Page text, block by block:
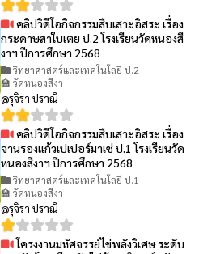
คลิปวิดีโอกิจกรรมสืบเสาะอิสระ เรื่อง
กระดาษสาใบเตย ป.2 โรงเรียนวัดหนองสี
งาฯ ปีการศึกษา 2568
วิทยาศาสตร์และเทคโนโลยี ป.2
🏫 วัดหนองสีงา
@รุจิรา ปราณี
คลิปวิดีโอกิจกรรมสืบเสาะอิสระ เรื่อง
จานรองแก้วเปเปอร์มาเช่ ป.1 โรงเรียนวัด
หนองสีงาฯ ปีการศึกษา 2568
วิทยาศาสตร์และเทคโนโลยี ป.1
🏫 วัดหนองสีงา
@รุจิรา ปราณี
โครงงานมหัศจรรย์ไข่พลังวิเศษ ระดับ